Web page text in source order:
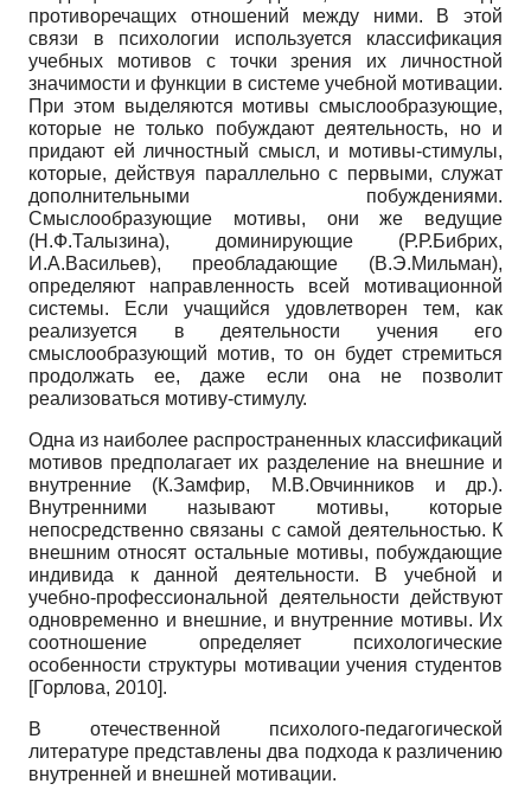
противоречащих отношений между ними. В этой
связи в психологии используется классификация
учебных мотивов с точки зрения их личностной
значимости и функции в системе учебной мотивации.
При этом выделяются мотивы смыслообразующие,
которые не только побуждают деятельность, но и
придают ей личностный смысл, и мотивы-стимулы,
которые, действуя параллельно с первыми, служат
дополнительными побуждениями.
Смыслообразующие мотивы, они же ведущие
(Н.Ф.Талызина), доминирующие (Р.Р.Бибрих,
И.А.Васильев), преобладающие (В.Э.Мильман),
определяют направленность всей мотивационной
системы. Если учащийся удовлетворен тем, как
реализуется в деятельности учения его
смыслообразующий мотив, то он будет стремиться
продолжать ее, даже если она не позволит
реализоваться мотиву-стимулу.
Одна из наиболее распространенных классификаций
мотивов предполагает их разделение на внешние и
внутренние (К.Замфир, М.В.Овчинников и др.).
Внутренними называют мотивы, которые
непосредственно связаны с самой деятельностью. К
внешним относят остальные мотивы, побуждающие
индивида к данной деятельности. В учебной и
учебно-профессиональной деятельности действуют
одновременно и внешние, и внутренние мотивы. Их
соотношение определяет психологические
особенности структуры мотивации учения студентов
[Горлова, 2010].
В отечественной психолого-педагогической
литературе представлены два подхода к различению
внутренней и внешней мотивации.